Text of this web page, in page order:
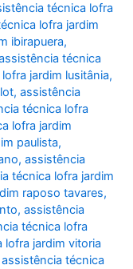
técnica lofra
lofra jardim
ibirapuera,
técnica
jardim lusitânia,
,assistência
técnica lofra
lofra jardim
paulista,
,assistência
técnica lofra jardim
raposo tavares,
,assistência
técnica lofra
lofra jardim vitoria
assistência técnica